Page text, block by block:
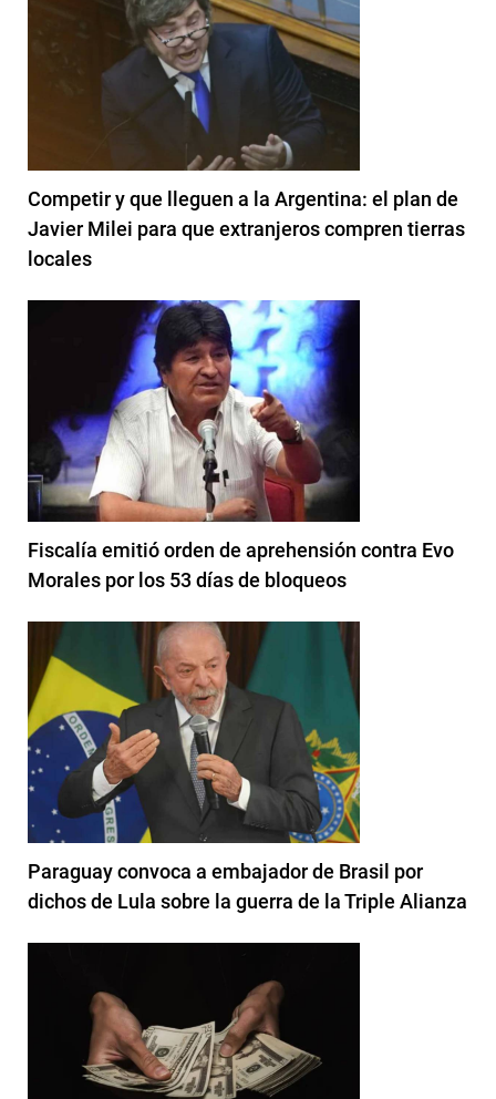
Competir y que lleguen a la Argentina: el plan de
Javier Milei para que extranjeros compren tierras
locales
Fiscalía emitió orden de aprehensión contra Evo
Morales por los 53 días de bloqueos
Paraguay convoca a embajador de Brasil por
dichos de Lula sobre la guerra de la Triple Alianza